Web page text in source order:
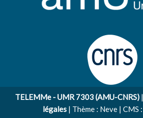
TELEMMe - UMR 7303 (AMU-CNRS)|
légales | Thème : Neve | CMS :